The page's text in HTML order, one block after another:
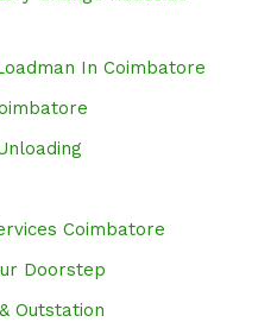
In Coimbatore
Coimbatore
Doorstep
Outstation